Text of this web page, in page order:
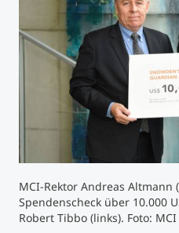
Maßgeschneiderte
Executive
MCI-Rektor Andreas
Spendenscheck über 10.000
Robert Tibbo (links). Foto: MCI